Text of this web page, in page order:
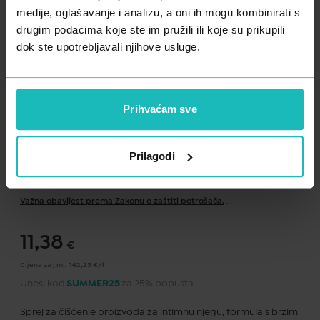
medije, oglašavanje i analizu, a oni ih mogu kombinirati s
drugim podacima koje ste im pružili ili koje su prikupili
dok ste upotrebljavali njihove usluge.
Prihvaćam sve
Prilagodi
Zdravlje muškarca
Zdravlje žene
Minerali
Probiotici i prebiotici
Dodaj na listu želja
Važna obavijest prema Zakonu o zaštiti potrošača. .
11,38 €
Cijena za j.m.: 142,25 €/l
Unesi kod SUMMER25 za 25% popusta
Sprej za čišćenje proizvoda za intimnu njegu, formula s brzim